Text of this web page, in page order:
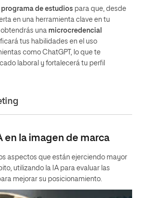
programa de estudios para que, desde
en una herramienta clave en tu
una microcredencial
tus habilidades en el uso
como ChatGPT, lo que te
laboral y fortalecerá tu perfil
en la imagen de marca
aspectos que están ejerciendo mayor
utilizando la IA para evaluar las
mejorar su posicionamiento.